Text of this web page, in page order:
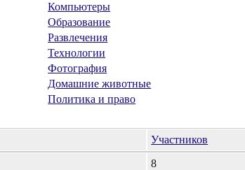
Компьютеры
Образование
Развлечения
Технологии
Фотография
Домашние животные
Политика и право
Участников
8